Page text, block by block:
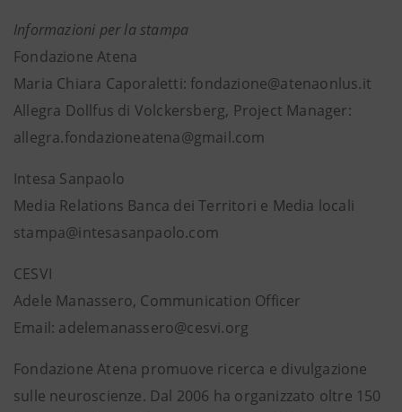
Informazioni per la stampa
Fondazione Atena
Maria Chiara Caporaletti: fondazione@atenaonlus.it
Allegra Dollfus di Volckersberg, Project Manager:
allegra.fondazioneatena@gmail.com
Intesa Sanpaolo
Media Relations Banca dei Territori e Media locali
stampa@intesasanpaolo.com
CESVI
Adele Manassero, Communication Officer
Email: adelemanassero@cesvi.org
Fondazione Atena promuove ricerca e divulgazione
sulle neuroscienze. Dal 2006 ha organizzato oltre 150